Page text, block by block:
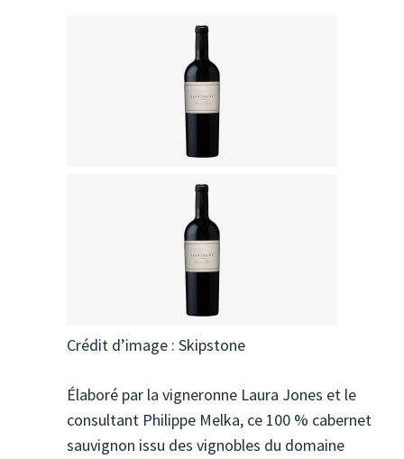
Crédit d’image : Skipstone
Élaboré par la vigneronne Laura Jones et le
consultant Philippe Melka, ce 100 % cabernet
sauvignon issu des vignobles du domaine